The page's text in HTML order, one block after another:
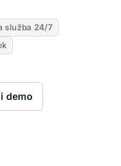
služba 24/7
demo